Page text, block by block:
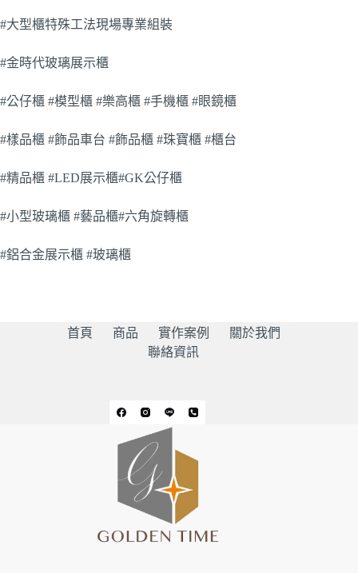
#大型櫃特殊工法現場專業組裝
#金時代玻璃展示櫃
#公仔櫃 #模型櫃 #樂高櫃 #手機櫃 #眼鏡櫃
#樣品櫃 #飾品車台 #飾品櫃 #珠寶櫃 #櫃台
#精品櫃 #LED展示櫃#GK公仔櫃
#小型玻璃櫃 #藝品櫃#六角旋轉櫃
#鋁合金展示櫃 #玻璃櫃
首頁 商品 實作案例
關於我們
聯絡資訊